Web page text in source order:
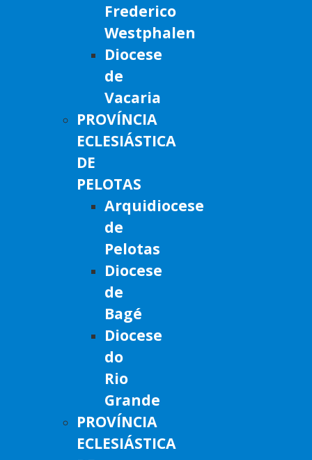
Frederico
Westphalen
Diocese
de
Vacaria
PROVÍNCIA
ECLESIÁSTICA
DE
PELOTAS
Arquidiocese
de
Pelotas
Diocese
de
Bagé
Diocese
do
Rio
Grande
PROVÍNCIA
ECLESIÁSTICA